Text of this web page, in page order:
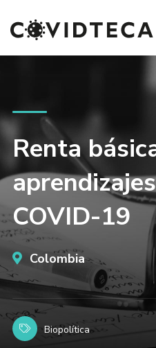
Renta
COVID-19
Colombia
Biopolítica